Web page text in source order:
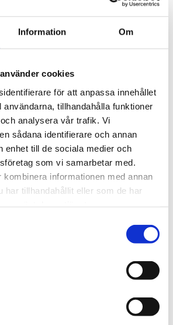
Information Om
cookies
för att anpassa innehållet
användarna, tillhandahålla funktioner
analysera vår trafik. Vi
sådana identifierare och annan
enhet till de sociala medier och
som vi samarbetar med.
informationen med annan
har tillhandahållit eller som de har
4intraframe340
intra-
teka.com/svenska/koek/diskbaankar/intra-